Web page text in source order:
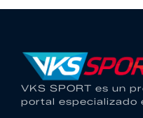
VKS SPORT es un
portal especializado